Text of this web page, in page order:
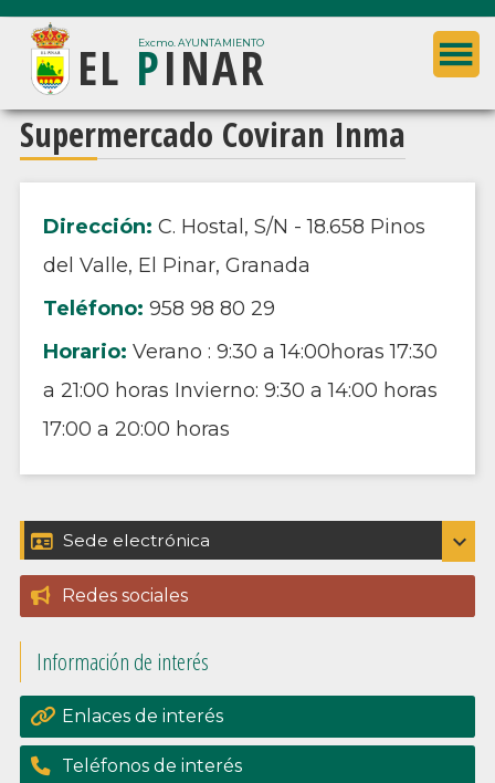
Saltar
contenido
principal
Saltar
barra
lateral
Excmo. AYUNTAMIENTO
EL PINAR
Ayuntamiento
de
El
(Granada)
Supermercado Coviran Inma
Dirección: C. Hostal, S/N - 18.658 Pinos
del Valle, El Pinar, Granada
Teléfono: 958 98 80 29
Horario: Verano : 9:30 a 14:00horas 17:30
a 21:00 horas Invierno: 9:30 a 14:00 horas
17:00 a 20:00 horas
Barra
lateral
principal
Sede electrónica expand_more
Catálogo de trámites
Padrón
Perfil del contratante
Portal de transpariencia
Redes sociales
Información de interés
Enlaces de interés
Teléfonos de interés